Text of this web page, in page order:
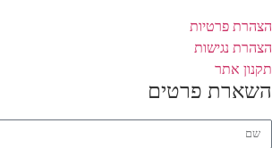
הצהרת פרטיות
הצהרת נגישות
תקנון אתר
השארת פרטים